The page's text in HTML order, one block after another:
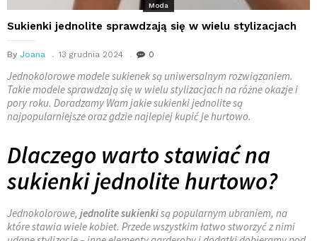
Moda
Sukienki jednolite sprawdzają się w wielu stylizacjach
By Joana 13 grudnia 2024 0
Jednokolorowe modele sukienek są uniwersalnym rozwiązaniem.
Takie modele sprawdzają się w wielu stylizacjach na różne okazje i
pory roku. Doradzamy Wam jakie sukienki jednolite są
najpopularniejsze oraz gdzie najlepiej kupić je hurtowo.
Dlaczego warto stawiać na
sukienki jednolite hurtowo?
Jednokolorowe, jednolite sukienkisą popularnym ubraniem, na
które stawia wiele kobiet. Przede wszystkim łatwo stworzyć z nimi